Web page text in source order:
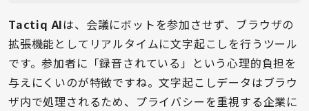
Tactiq AIは、会議にボットを参加させず、ブラウザの
拡張機能としてリアルタイムに文字起こしを行うツール
です。参加者に「録音されている」という心理的負担を
与えにくいのが特徴ですね。文字起こしデータはブラウ
ザ内で処理されるため、プライバシーを重視する企業に